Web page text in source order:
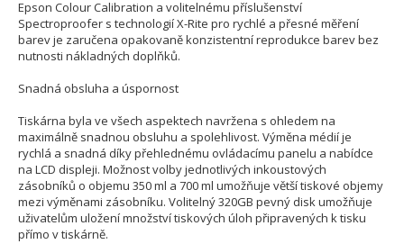
Epson Colour Calibration a volitelnému příslušenství
Spectroproofer s technologií X-Rite pro rychlé a přesné měření
barev je zaručena opakovaně konzistentní reprodukce barev bez
nutnosti nákladných doplňků.
Snadná obsluha a úspornost
Tiskárna byla ve všech aspektech navržena s ohledem na
maximálně snadnou obsluhu a spolehlivost. Výměna médií je
rychlá a snadná díky přehlednému ovládacímu panelu a nabídce
na LCD displeji. Možnost volby jednotlivých inkoustových
zásobníků o objemu 350 ml a 700 ml umožňuje větší tiskové objemy
mezi výměnami zásobníku. Volitelný 320GB pevný disk umožňuje
uživatelům uložení množství tiskových úloh připravených k tisku
přímo v tiskárně.